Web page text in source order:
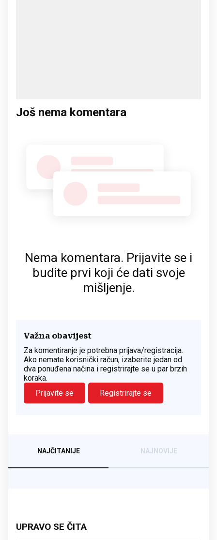
Još nema komentara
Nema komentara. Prijavite se i
budite prvi koji će dati svoje
mišljenje.
Važna obavijest
Za komentiranje je potrebna prijava/registracija.
Ako nemate korisnički račun, izaberite jedan od
dva ponuđena načina i registrirajte se u par brzih
koraka.
Prijavite se
Registrirajte se
NAJČITANIJE NAJNOVIJE
UPRAVO SE ČITA